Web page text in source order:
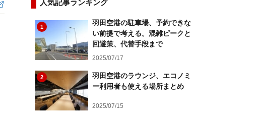
人気記事ランキング
1
羽田空港の駐車場、予約できな
い前提で考える。混雑ピークと
回避策、代替手段まで
2025/07/17
2
羽田空港のラウンジ、エコノミ
ー利用者も使える場所まとめ
2025/07/15